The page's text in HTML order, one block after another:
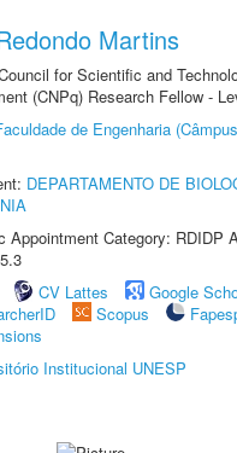
Martins
for Scientific and
(CNPq) Research Fellow -
de Engenharia
DEPARTAMENTO DE
Appointment Category: RDIDP
CV Lattes
Google
Scopus
Institucional UNESP